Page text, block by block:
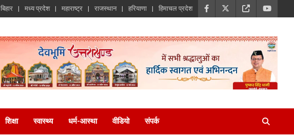
बिहार मध्य प्रदेश महाराष्ट्र राजस्थान हरियाणा हिमाचल प्रदेश
शिक्षा स्वास्थ्य धर्म-आस्था वीडियो संपर्क